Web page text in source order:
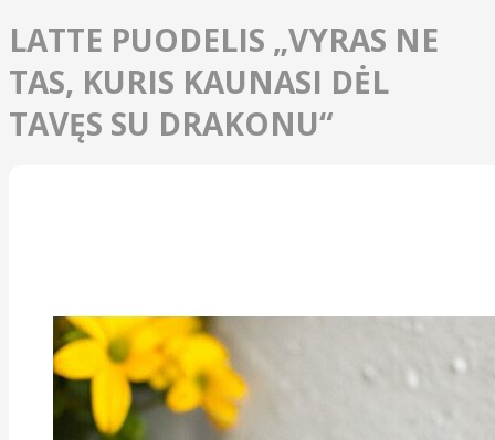
LATTE PUODELIS „VYRAS NE
TAS, KURIS KAUNASI DĖL
TAVĘS SU DRAKONU“